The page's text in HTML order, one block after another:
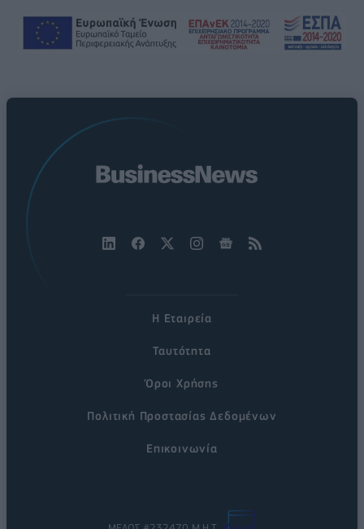
Η Εταιρεία
Ταυτότητα
Όροι Χρήσης
Πολιτική Προστασίας Δεδομένων
Επικοινωνία